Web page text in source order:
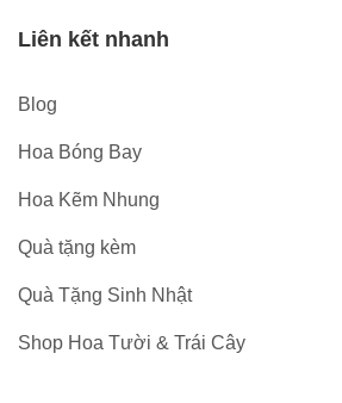
Liên kết nhanh
Blog
Hoa Bóng Bay
Hoa Kẽm Nhung
Quà tặng kèm
Quà Tặng Sinh Nhật
Shop Hoa Tười & Trái Cây